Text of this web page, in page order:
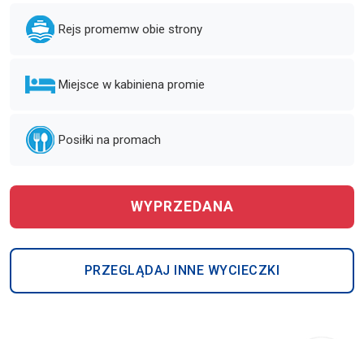
Rejs promemw obie strony
Miejsce w kabiniena promie
Posiłki na promach
WYPRZEDANA
PRZEGLĄDAJ INNE WYCIECZKI